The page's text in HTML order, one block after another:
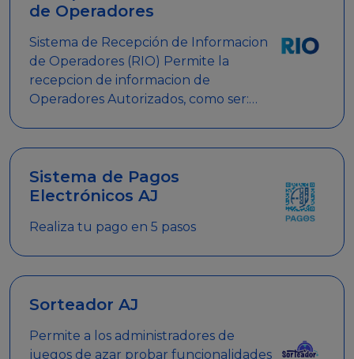
de Operadores
Sistema de Recepción de Informacion
de Operadores (RIO) Permite la
recepcion de informacion de
Operadores Autorizados, como ser:
Sistema de Pagos
Electrónicos AJ
Realiza tu pago en 5 pasos
Sorteador AJ
Permite a los administradores de
juegos de azar probar funcionalidades